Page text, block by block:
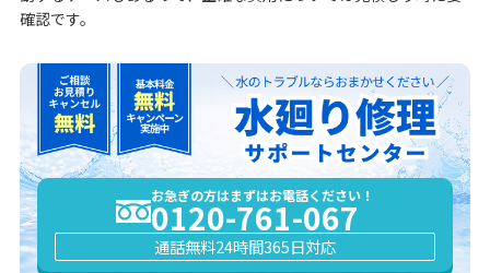
確認です。
お急ぎの方はまずはお電話ください！
0120-761-067
通話無料24時間365日対応